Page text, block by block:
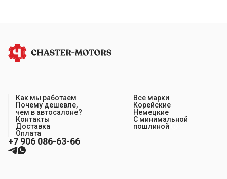
Как мы работаем
Почему дешевле,
чем в автосалоне?
Контакты
Доставка
Оплата
Все марки
Корейские
Немецкие
С минимальной
пошлиной
+7 906 086-63-66